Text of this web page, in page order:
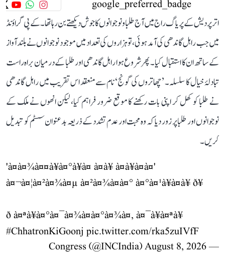
اتر پردیش کے پریاگ راج میں آج طلبا و نوجوانوں کا جوش دیکھتے بن رہا تھا۔ کے پی گراؤنڈ
میں جب راہل گاندھی کی آمد ہوئی، تو ہزاروں کی تعداد میں موجود نوجوانوں نے بلند آواز
کے ساتھ ان کا استقبال کیا۔ پھر شروع ہوا راہل گاندھی اور طلبا کے درمیان براہ راست
تبادلۂ خیال کا سلسلہ۔ ’چھاتروں کی گونج‘ نام سے منعقد اس تقریب میں راہل گاندھی
نے طلبا کو کھل کر اپنی بات رکھنے کا موقع ضرور فراہم کیا، لیکن انھوں نے ملک کے
نوجوانوں اور طلبا پر زور دیا کہ وہ محبت اور عدم تشدد کے ذریعہ بدعنوان سسٹم کو تبدیل
کریں۔
'à¤à¤¾à¤¤à¥à¤°à¥à¤ à¤à¥ à¤à¥à¤à¤'
à¤¬à¤¦à¤²à¤¾à¤µ à¤²à¤¾à¤à¤° à¤°à¤¹à¥à¤à¥ ð¥
ð à¤ªà¥à¤°à¤¯à¤¾à¤à¤°à¤¾à¤, à¤¯à¥à¤ªà¥
#ChhatronKiGoonj pic.twitter.com/rka5zuIVfF
— Congress (@INCIndia)
August 8, 2026